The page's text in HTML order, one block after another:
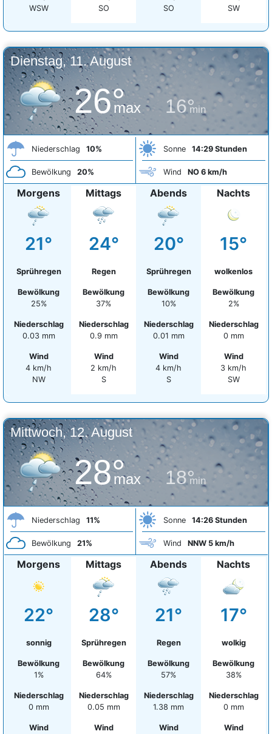
WSW
SO
SO
SW
Dienstag, 11. August
26°
max 16°
min
Niederschlag 10%
Bewölkung 20%
Sonne 14:29 Stunden
Wind NO 6 km/h
Morgens
21°
Sprühregen
Bewölkung
25%
Niederschlag
0.03 mm
Wind
4 km/h
NW
Mittags
24°
Regen
Bewölkung
37%
Niederschlag
0.9 mm
Wind
2 km/h
S
Abends
20°
Sprühregen
Bewölkung
10%
Niederschlag
0.01 mm
Wind
4 km/h
S
Nachts
15°
wolkenlos
Bewölkung
2%
Niederschlag
0 mm
Wind
3 km/h
SW
Mittwoch, 12. August
28°
max 18°
min
Niederschlag 11%
Bewölkung 21%
Sonne 14:26 Stunden
Wind NNW 5 km/h
Morgens
22°
sonnig
Bewölkung
1%
Niederschlag
0 mm
Wind
Mittags
28°
Sprühregen
Bewölkung
64%
Niederschlag
0.05 mm
Wind
Abends
21°
Regen
Bewölkung
57%
Niederschlag
1.38 mm
Wind
Nachts
17°
wolkig
Bewölkung
38%
Niederschlag
0 mm
Wind